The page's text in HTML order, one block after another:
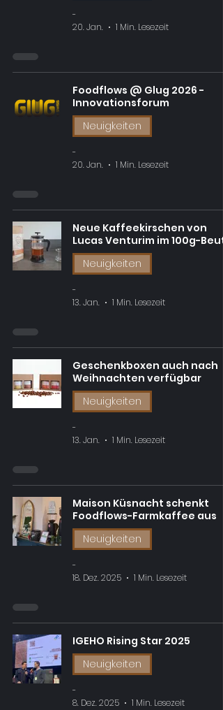
-
20. Jan.
1 Min. Lesezeit
Foodflows @ Glug 2026 -
Innovationsforum
Neuigkeiten
-
20. Jan.
1 Min. Lesezeit
Neue Kaffeekirschen von
Lucas Venturim im 100g-
Neuigkeiten
-
13. Jan.
1 Min. Lesezeit
Geschenkboxen auch nach
Weihnachten verfügbar
Neuigkeiten
-
13. Jan.
1 Min. Lesezeit
Maison Küsnacht schenkt
Foodflows-Farmkaffee aus
Neuigkeiten
-
18. Dez. 2025
1 Min. Lesezeit
IGEHO Rising Star 2025
Neuigkeiten
-
8. Dez. 2025
1 Min. Lesezeit